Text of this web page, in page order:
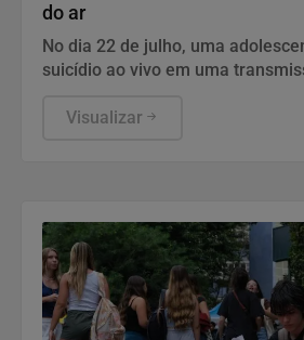
do ar
No dia 22 de julho, uma
suicídio ao vivo em uma
Visualizar